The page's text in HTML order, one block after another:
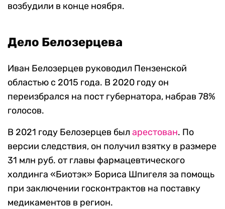
возбудили в конце ноября.
Дело Белозерцева
Иван Белозерцев руководил Пензенской
областью с 2015 года. В 2020 году он
переизбрался на пост губернатора, набрав 78%
голосов.
В 2021 году Белозерцев был арестован. По
версии следствия, он получил взятку в размере
31 млн руб. от главы фармацевтического
холдинга «Биотэк» Бориса Шпигеля за помощь
при заключении госконтрактов на поставку
медикаментов в регион.